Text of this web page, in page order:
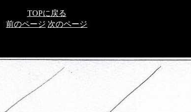
TOPに戻る
前のページ 次のページ